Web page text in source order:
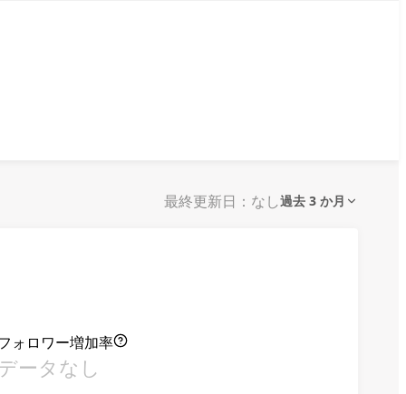
最終更新日：なし過去 3 か月
ォロワー増加率
ータなし